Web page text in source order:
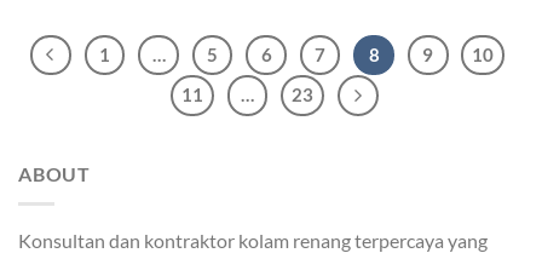
1 … 5 6 7 8 9
10
11
… 23
ABOUT
Konsultan dan kontraktor kolam renang terpercaya yang